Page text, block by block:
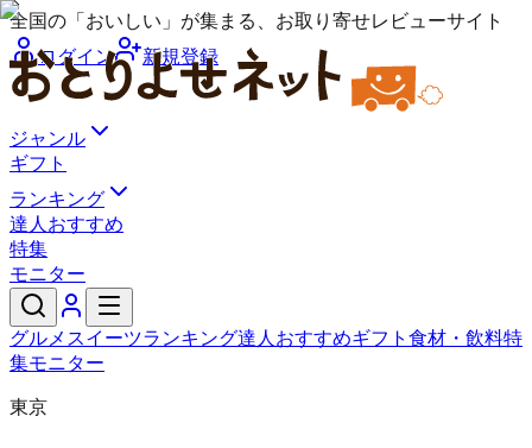
全国の「おいしい」が集まる、お取り寄せレビューサイト
ログイン
新規登録
ジャンル
ギフト
ランキング
達人おすすめ
特集
モニター
グルメ スイーツランキング達人おすすめギフト 食材・飲料特
集モニター
東京